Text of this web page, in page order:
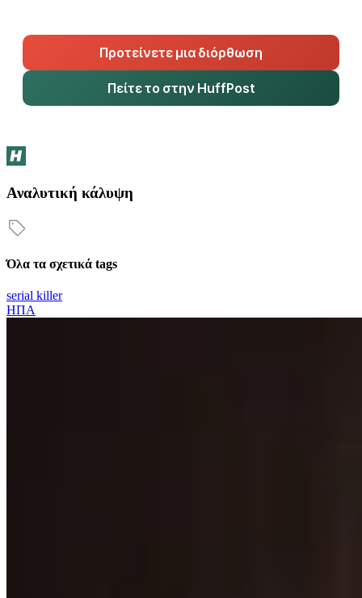
Προτείνετε μια διόρθωση
Πείτε το στην HuffPost
Αναλυτική κάλυψη
Όλα τα σχετικά tags
serial killer
ΗΠΑ